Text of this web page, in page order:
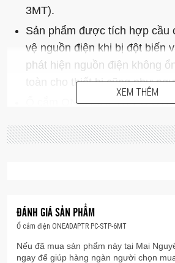
3MT).
Sản phẩm được tích hợp cầu
vệ nguồn điện khi bị đột biến
phát hiện nguồn điện không
toàn cho thiết bị cũng như
Ổ cắm ONEADAPTR PC-
với theo tiêu chuẩn quốc tế,
dòng điện tối đa là 13A.
Có nút nguồn On/Off trên sản
Chất liệu nhựa cao cấp, bền bỉ.
Trọng lượng nhẹ, dễ dang
XEM THÊM
ĐÁNH GIÁ SẢN PHẨM
Ổ cắm điện ONEADAPTR PC-STP-6MT
Nếu đã mua sản phẩm này tại Mai
ngay để giúp hàng ngàn người chọn